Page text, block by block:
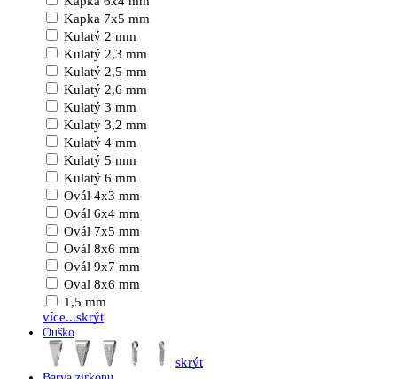
Kapka 7x5 mm
Kulatý 2 mm
Kulatý 2,3 mm
Kulatý 2,5 mm
Kulatý 2,6 mm
Kulatý 3 mm
Kulatý 3,2 mm
Kulatý 4 mm
Kulatý 5 mm
Kulatý 6 mm
Ovál 4x3 mm
Ovál 6x4 mm
Ovál 7x5 mm
Ovál 8x6 mm
Ovál 9x7 mm
Oval 8x6 mm
1,5 mm
více...skrýt
Ouško
skrýt